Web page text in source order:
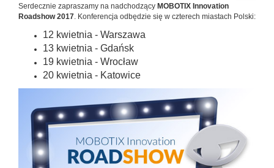
Serdecznie zapraszamy na nadchodzący MOBOTIX Innovation
Roadshow 2017. Konferencja odbędzie się w czterech miastach Polski:
12 kwietnia - Warszawa
13 kwietnia - Gdańsk
19 kwietnia - Wrocław
20 kwietnia - Katowice